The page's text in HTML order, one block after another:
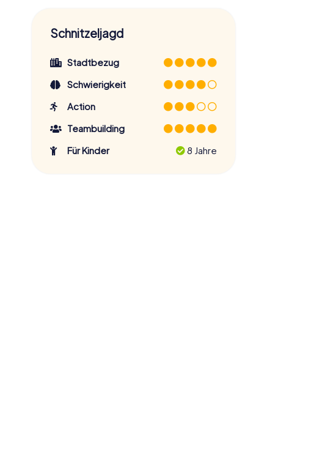
Schnitzeljagd
Stadtbezug
Schwierigkeit
Action
Teambuilding
Für Kinder
8 Jahre